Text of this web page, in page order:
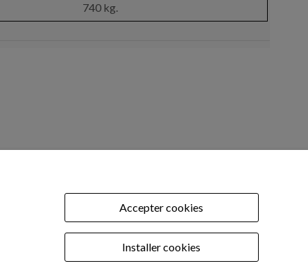
740 kg.
Accepter cookies
Installer cookies